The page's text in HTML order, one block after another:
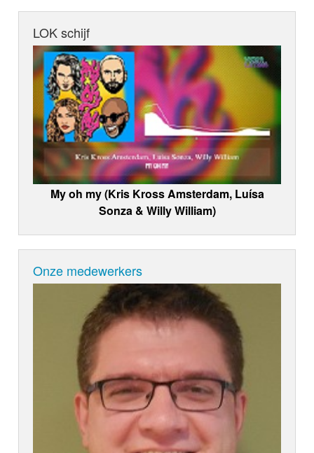
LOK schijf
My oh my (Kris Kross Amsterdam, Luísa
Sonza & Willy William)
Onze medewerkers